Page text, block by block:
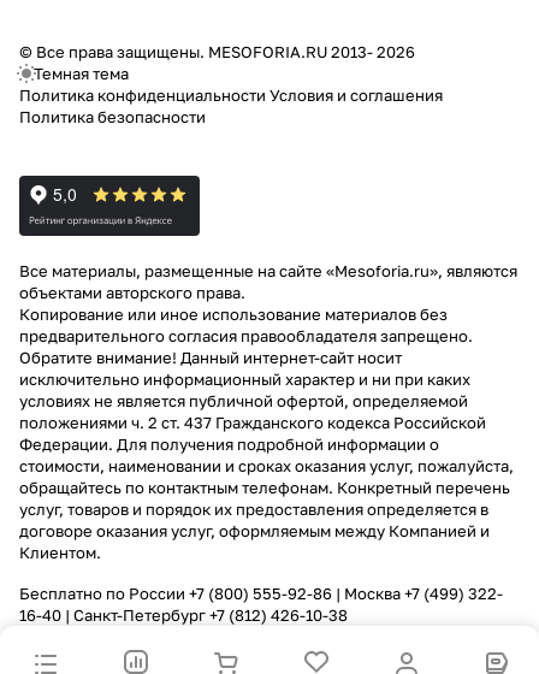
© Все права защищены. MESOFORIA.RU 2013- 2026
Темная тема
Политика конфиденциальности Условия и соглашения
Политика безопасности
Все материалы, размещенные на сайте «Mesoforia.ru», являются
объектами авторского права.
Копирование или иное использование материалов без
предварительного согласия правообладателя запрещено.
Обратите внимание! Данный интернет-сайт носит
исключительно информационный характер и ни при каких
условиях не является публичной офертой, определяемой
положениями ч. 2 ст. 437 Гражданского кодекса Российской
Федерации. Для получения подробной информации о
стоимости, наименовании и сроках оказания услуг, пожалуйста,
обращайтесь по контактным телефонам. Конкретный перечень
услуг, товаров и порядок их предоставления определяется в
договоре оказания услуг, оформляемым между Компанией и
Клиентом.
Бесплатно по России +7 (800) 555-92-86 | Москва+7 (499) 322-
16-40 | Санкт-Петербург+7 (812) 426-10-38